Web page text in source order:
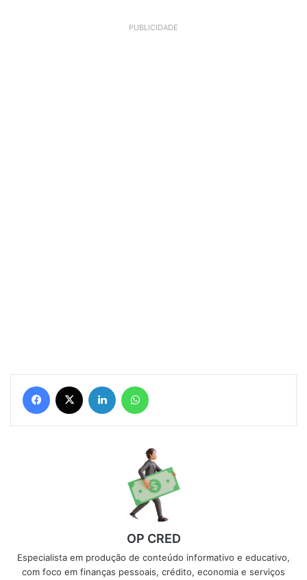
PUBLICIDADE
Facebook Linkedin
OP CRED
Especialista em produção de conteúdo informativo e educativo,
com foco em finanças pessoais, crédito, economia e serviços